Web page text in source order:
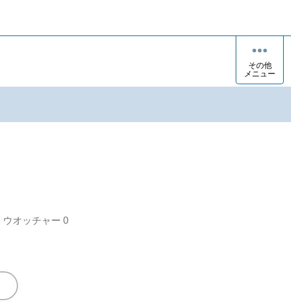
その他
メニュー
ウオッチャー 0